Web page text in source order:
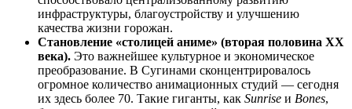
инфраструктуры, благоустройству и улучшению
качества жизни горожан.
Становление «столицей аниме» (вторая половина XX
века). Это важнейшее культурное и экономическое
преобразование. В Сугинами сконцентрировалось
огромное количество анимационных студий — сегодня
их здесь более 70. Такие гиганты, как Sunrise и Bones,